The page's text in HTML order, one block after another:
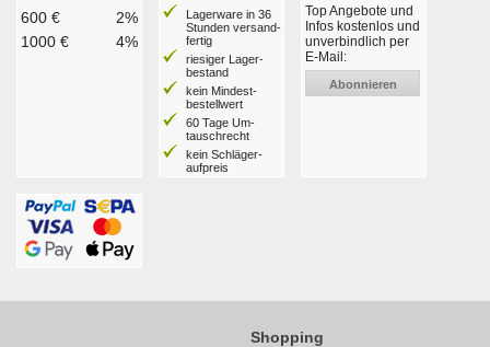
600 €
2%
1000 €
4%
Lagerware in 36
Stunden ver­sand­
fertig
riesiger Lager­
bestand
kein Mindest­
bestell­wert
60 Tage Um­
tausch­recht
kein Schläger­
aufpreis
Top Angebote und
Infos kostenlos und
unverbindlich per
E-Mail:
Abonnieren
Shopping